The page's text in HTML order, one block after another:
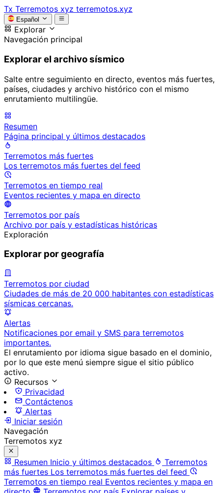
Tx Terremotos xyz terremotos.xyz
Español
Explorar
Navegación principal
Explorar el archivo sísmico
Salte entre seguimiento en directo, eventos más fuertes,
países, ciudades y archivo histórico con el mismo
enrutamiento multilingüe.
Resumen
Página principal y últimos destacados
Terremotos más fuertes
Los terremotos más fuertes del feed
Terremotos en tiempo real
Eventos recientes y mapa en directo
Terremotos por país
Archivo por país y estadísticas históricas
Exploración
Explorar por geografía
Terremotos por ciudad
Ciudades de más de 20 000 habitantes con estadísticas
sísmicas cercanas.
Alertas
Notificaciones por email y SMS para terremotos
importantes.
El enrutamiento por idioma sigue basado en el dominio,
por lo que este menú siempre sigue el sitio público
activo.
Recursos
Privacidad
Contáctenos
Alertas
Iniciar sesión
Navegación
Terremotos xyz
Resumen Inicio y últimos destacados
Terremotos
más fuertes Los terremotos más fuertes del feed
Terremotos en tiempo real Eventos recientes y mapa en